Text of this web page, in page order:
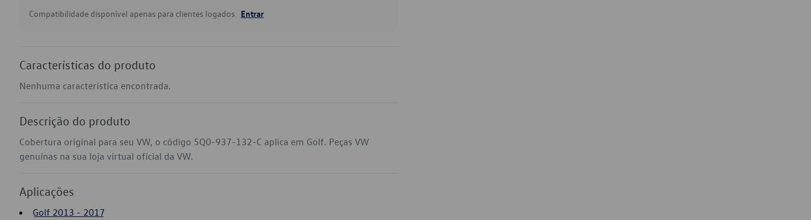
Compatibilidade disponível apenas para clientes logados. Entrar
Características do produto
Nenhuma característica encontrada.
Descrição do produto
Cobertura original para seu VW, o código 5Q0-937-132-C aplica em Golf. Peças VW
genuínas na sua loja virtual oficial da VW.
Aplicações
Golf 2013 - 2017